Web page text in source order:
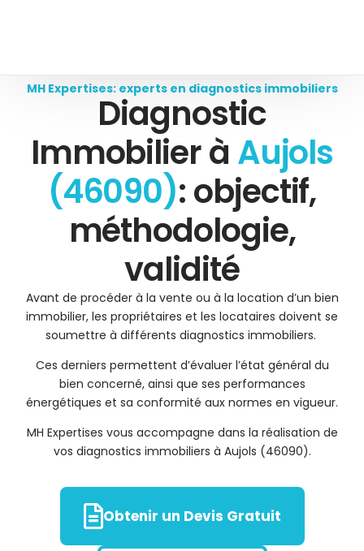
MH Expertises: experts en diagnostics immobiliers
Diagnostic
Immobilier à Aujols
(46090): objectif,
méthodologie,
validité
Avant de procéder à la vente ou à la location d’un bien
immobilier, les propriétaires et les locataires doivent se
soumettre à différents diagnostics immobiliers.
Ces derniers permettent d’évaluer l’état général du
bien concerné, ainsi que ses performances
énergétiques et sa conformité aux normes en vigueur.
MH Expertises vous accompagne dans la réalisation de
vos diagnostics immobiliers à Aujols (46090).
Obtenir un Devis Gratuit